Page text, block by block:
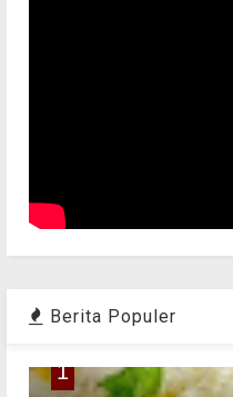
Berita Populer
1